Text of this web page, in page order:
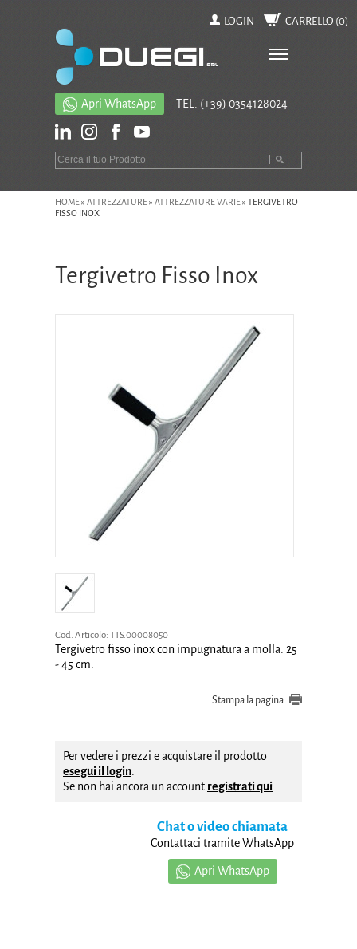
LOGIN CARRELLO (0)
Apri WhatsApp TEL. (+39) 0354128024
HOME» ATTREZZATURE» ATTREZZATURE VARIE» TERGIVETRO
FISSO INOX
Tergivetro Fisso Inox
Cod. Articolo: TTS.00008050
Tergivetro fisso inox con impugnatura a molla. 25
- 45 cm.
Stampa la pagina
Per vedere i prezzi e acquistare il prodotto
esegui il login
Se non hai ancora un account registrati qui
Chat o video chiamata
Contattaci tramite WhatsApp
Apri WhatsApp